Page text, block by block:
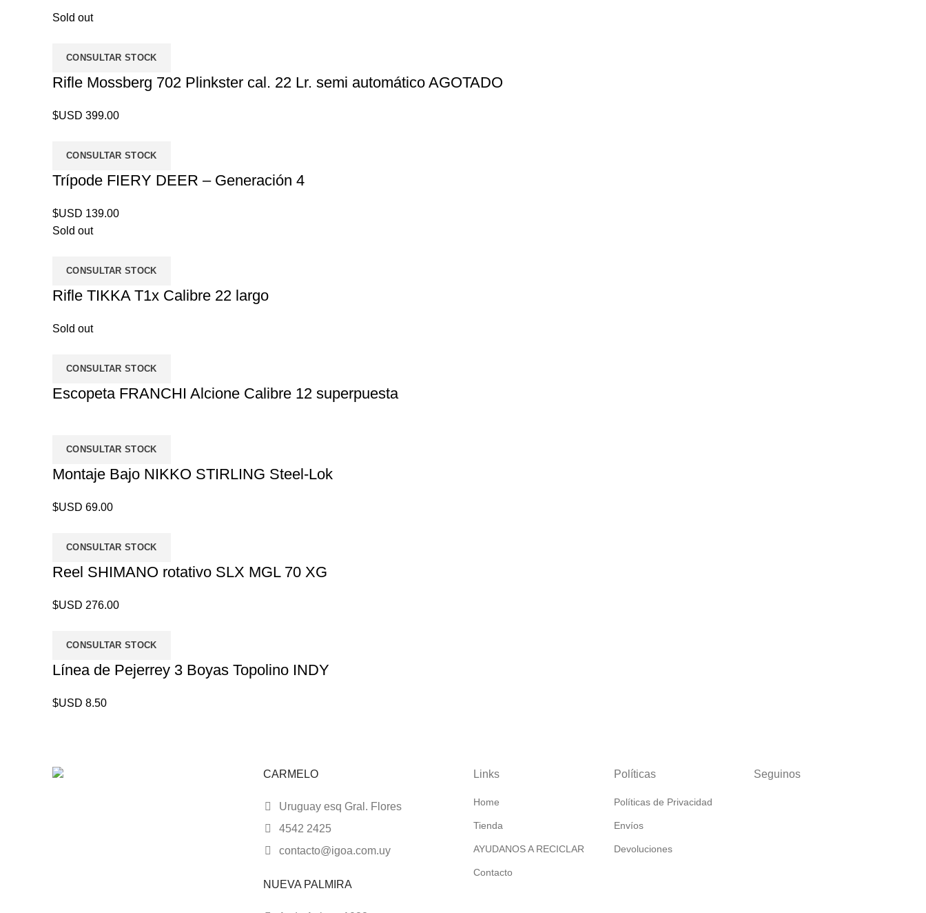
Sold out
CONSULTAR STOCK
Rifle Mossberg 702 Plinkster cal. 22 Lr. semi automático AGOTADO
$USD 399.00
CONSULTAR STOCK
Trípode FIERY DEER – Generación 4
$USD 139.00
Sold out
CONSULTAR STOCK
Rifle TIKKA T1x Calibre 22 largo
Sold out
CONSULTAR STOCK
Escopeta FRANCHI Alcione Calibre 12 superpuesta
CONSULTAR STOCK
Montaje Bajo NIKKO STIRLING Steel-Lok
$USD 69.00
CONSULTAR STOCK
Reel SHIMANO rotativo SLX MGL 70 XG
$USD 276.00
CONSULTAR STOCK
Línea de Pejerrey 3 Boyas Topolino INDY
$USD 8.50
CARMELO
Uruguay esq Gral. Flores
4542 2425
contacto@igoa.com.uy
NUEVA PALMIRA
Links
Home
Tienda
AYUDANOS A RECICLAR
Contacto
Políticas
Políticas de Privacidad
Envíos
Devoluciones
Seguinos